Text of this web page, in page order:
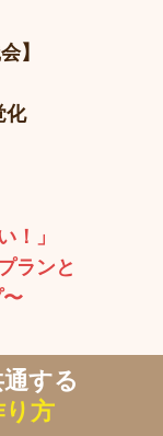
】
化
！」
ランと
する
方